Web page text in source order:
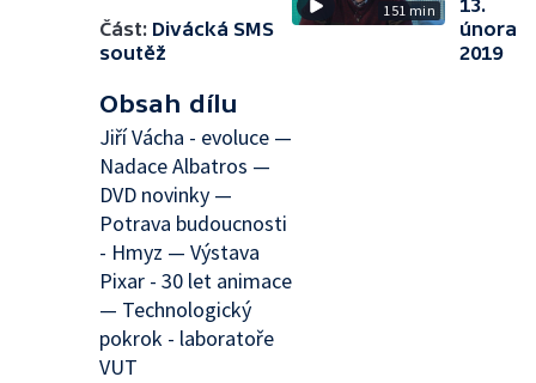
Část: Divácká SMS
soutěž
Obsah dílu
Jiří Vácha - evoluce —
Nadace Albatros —
DVD novinky —
Potrava budoucnosti
- Hmyz — Výstava
Pixar - 30 let animace
— Technologický
pokrok - laboratoře
VUT
151 min
13.
února
2019